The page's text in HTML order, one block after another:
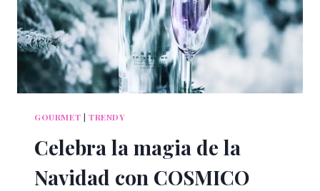
GOURMET | TRENDY
Celebra la magia de la
Navidad con COSMICO